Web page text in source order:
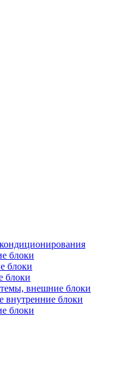
блоки
блоки
блоки
внешние блоки
внутренние блоки
блоки